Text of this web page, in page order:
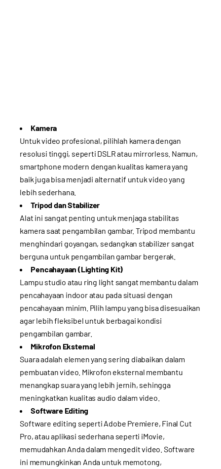
Kamera
Untuk video profesional, pilihlah kamera dengan
resolusi tinggi, seperti DSLR atau mirrorless. Namun,
smartphone modern dengan kualitas kamera yang
baik juga bisa menjadi alternatif untuk video yang
lebih sederhana.
Tripod dan Stabilizer
Alat ini sangat penting untuk menjaga stabilitas
kamera saat pengambilan gambar. Tripod membantu
menghindari goyangan, sedangkan stabilizer sangat
berguna untuk pengambilan gambar bergerak.
Pencahayaan (Lighting Kit)
Lampu studio atau ring light sangat membantu dalam
pencahayaan indoor atau pada situasi dengan
pencahayaan minim. Pilih lampu yang bisa disesuaikan
agar lebih fleksibel untuk berbagai kondisi
pengambilan gambar.
Mikrofon Eksternal
Suara adalah elemen yang sering diabaikan dalam
pembuatan video. Mikrofon eksternal membantu
menangkap suara yang lebih jernih, sehingga
meningkatkan kualitas audio dalam video.
Software Editing
Software editing seperti Adobe Premiere, Final Cut
Pro, atau aplikasi sederhana seperti iMovie,
memudahkan Anda dalam mengedit video. Software
ini memungkinkan Anda untuk memotong,